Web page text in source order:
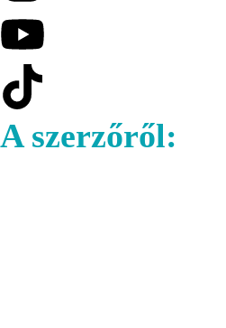
A szerzőről: